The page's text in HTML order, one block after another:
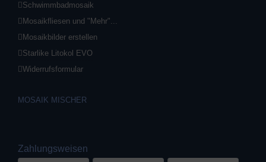
Schwimmbadmosaik
Mosaikfliesen und "Mehr"...
Mosaikbilder erstellen
Starlike Litokol EVO
Widerrufsformular
MOSAIK MISCHER
Zahlungsweisen